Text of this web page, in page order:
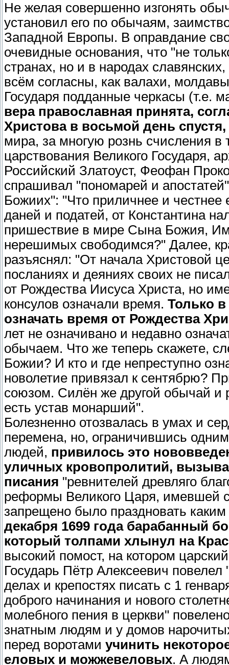
Не желая совершенно изгонять
установил его по обычаям,
Западной Европы. В оправдание
очевидные основания, что "не
странах, но и в народах
всём согласны, как валахи,
Государя подданные черкасы (т.е.
вера православная принята,
Христова в восьмой день спустя,
мира, за многую рознь счисления в
царствования Великого Государя,
Российский Златоуст, Феофан
спрашивал "пономарей и
Божиих": "Что приличнее и честнее
даней и податей, от Константина
пришествие в мире Сына Божия,
нерешимых свободимся?" Далее,
разъяснял: "От начала Христовой
посланиях и деяниях своих не
от Рождества Иисуса Христа, но
консулов означали время. Только
означать время от Рождества
лет не означивано и недавно
обычаем. Что же теперь скажете,
Божии? И кто и где непреступно
новолетие привязал к сентябрю?
союзом. Силён же другой обычай и
есть устав монарший".
Болезненно отозвалась в умах и
перемена, но, ограничившись
людей, привилось это
уличных кровопролитий,
писания "ревнителей древляго
реформы Великого Царя, имевшей
запрещено было праздновать
декабря 1699 года барабанный
который толпами хлынул на
высокий помост, на котором
Государь Пётр Алексеевич повелел
делах и крепостях писать с 1
доброго начинания и нового
молебного пения в церкви"
знатным людям и у домов
перед воротами учинить
еловых и можжевеловых. А